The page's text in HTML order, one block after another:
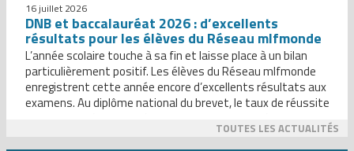
16 juillet 2026
DNB et baccalauréat 2026 : d’excellents
résultats pour les élèves du Réseau mlfmonde
L’année scolaire touche à sa fin et laisse place à un bilan
particulièrement positif. Les élèves du Réseau mlfmonde
enregistrent cette année encore d’excellents résultats aux
examens. Au diplôme national du brevet, le taux de réussite
atteint 96,1 %, avec 89 % de mentions, dont 41 % de mentions
TOUTES LES ACTUALITÉS